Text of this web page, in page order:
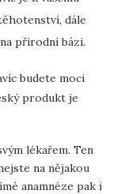
dále
přírodní bázi.
budete moci
produkt je
lékařem. Ten
na nějakou
anamnéze pak i